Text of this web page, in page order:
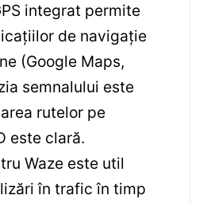
integrat permite
de navigație
(Google Maps,
semnalului este
rutelor pe
este clară.
Waze este util
în trafic în timp